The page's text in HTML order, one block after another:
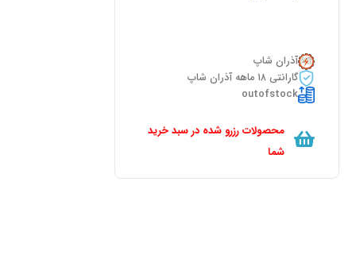
آذران شاپ
گارانتی ۱۸ ماهه آذران شاپ
outofstock
محصولات رزرو شده در سبد خرید
شما